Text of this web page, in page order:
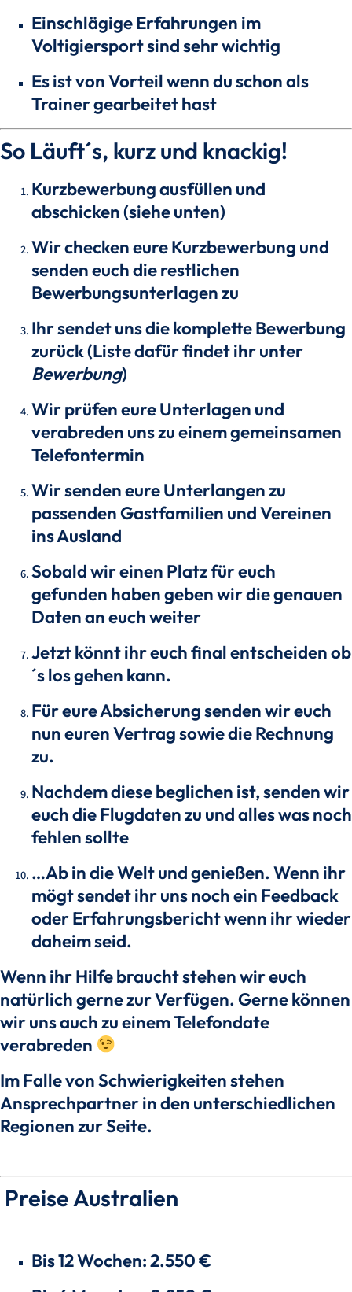
Einschlägige Erfahrungen im
Voltigiersport sind sehr wichtig
Es ist von Vorteil wenn du schon als
Trainer gearbeitet hast
So Läuft´s, kurz und knackig!
Kurzbewerbung ausfüllen und
abschicken (siehe unten)
Wir checken eure Kurzbewerbung und
senden euch die restlichen
Bewerbungsunterlagen zu
Ihr sendet uns die komplette Bewerbung
zurück (Liste dafür findet ihr unter
Bewerbung)
Wir prüfen eure Unterlagen und
verabreden uns zu einem gemeinsamen
Telefontermin
Wir senden eure Unterlangen zu
passenden Gastfamilien und Vereinen
ins Ausland
Sobald wir einen Platz für euch
gefunden haben geben wir die genauen
Daten an euch weiter
Jetzt könnt ihr euch final entscheiden ob
´s los gehen kann.
Für eure Absicherung senden wir euch
nun euren Vertrag sowie die Rechnung
zu.
Nachdem diese beglichen ist, senden wir
euch die Flugdaten zu und alles was noch
fehlen sollte
…Ab in die Welt und genießen. Wenn ihr
mögt sendet ihr uns noch ein Feedback
oder Erfahrungsbericht wenn ihr wieder
daheim seid.
Wenn ihr Hilfe braucht stehen wir euch
natürlich gerne zur Verfügen. Gerne können
wir uns auch zu einem Telefondate
verabreden
Im Falle von Schwierigkeiten stehen
Ansprechpartner in den unterschiedlichen
Regionen zur Seite.
Preise Australien
Bis 12 Wochen: 2.550 €